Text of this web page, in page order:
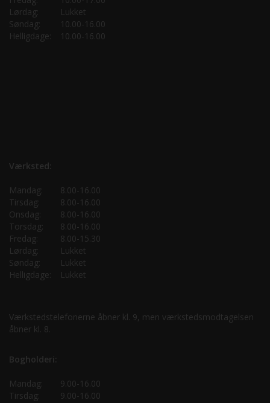
Lørdag:
Lukket
Søndag:
10.00-16.00
Helligdage:
10.00-16.00
Værksted:
Mandag:
8.00-16.00
Tirsdag:
8.00-16.00
Onsdag:
8.00-16.00
Torsdag:
8.00-16.00
Fredag:
8.00-15.30
Lørdag:
Lukket
Søndag:
Lukket
Helligdage:
Lukket
Værkstedstelefonerne åbner kl. 9, men værkstedsmodtagelsen
åbner kl. 8.
Bogholderi:
Mandag:
9.00-16.00
Tirsdag:
9.00-16.00